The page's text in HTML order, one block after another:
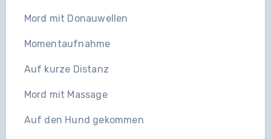
Mord mit Donauwellen
Momentaufnahme
Auf kurze Distanz
Mord mit Massage
Auf den Hund gekommen